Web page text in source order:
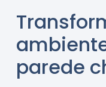
parede